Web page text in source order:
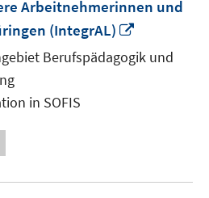
Arbeitnehmerinnen und
(IntegrAL)
neuem
Fenster
Berufspädagogik und
in SOFIS